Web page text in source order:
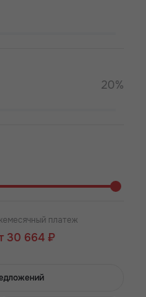
20%
платеж
30 664 ₽